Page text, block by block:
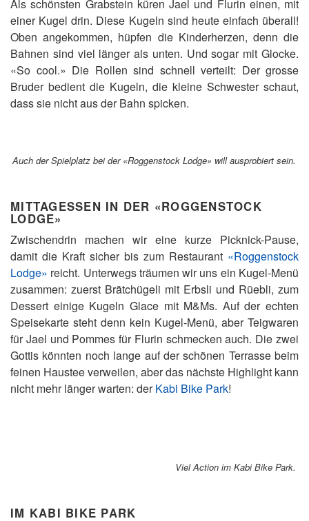
Als schönsten Grabstein küren Jael und Flurin einen, mit
einer Kugel drin. Diese Kugeln sind heute einfach überall!
Oben angekommen, hüpfen die Kinderherzen, denn die
Bahnen sind viel länger als unten. Und sogar mit Glocke.
«So cool.» Die Rollen sind schnell verteilt: Der grosse
Bruder bedient die Kugeln, die kleine Schwester schaut,
dass sie nicht aus der Bahn spicken.
Auch der Spielplatz bei der «Roggenstock Lodge» will ausprobiert sein.
MITTAGESSEN IN DER «ROGGENSTOCK
LODGE»
Zwischendrin machen wir eine kurze Picknick-Pause,
damit die Kraft sicher bis zum Restaurant «Roggenstock
Lodge» reicht. Unterwegs träumen wir uns ein Kugel-Menü
zusammen: zuerst Brätchügeli mit Erbsli und Rüebli, zum
Dessert einige Kugeln Glace mit M&Ms. Auf der echten
Speisekarte steht denn kein Kugel-Menü, aber Teigwaren
für Jael und Pommes für Flurin schmecken auch. Die zwei
Gottis könnten noch lange auf der schönen Terrasse beim
feinen Haustee verweilen, aber das nächste Highlight kann
nicht mehr länger warten: derKabi Bike Park!
Viel Action im Kabi Bike Park.
IM KABI BIKE PARK